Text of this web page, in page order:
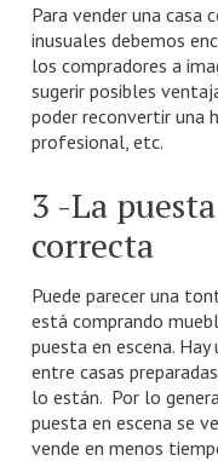
Para vender una casa
inusuales debemos
los compradores a
sugerir posibles
poder reconvertir una
profesional, etc.
3 -La
correcta
Puede parecer una
está comprando
puesta en escena.
entre casas
lo están. Por lo
puesta en escena se
vende en menos